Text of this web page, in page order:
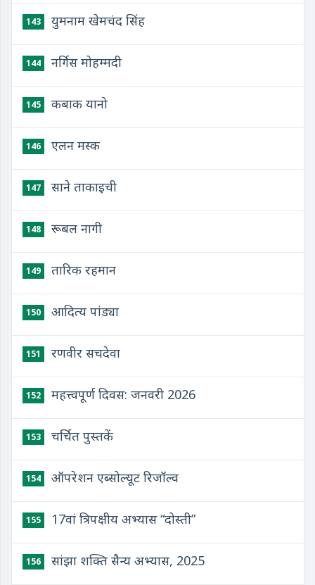
143 युमनाम खेमचंद सिंह
144 नर्गिस मोहम्मदी
145 कबाक यानो
146 एलन मस्क
147 साने ताकाइची
148 रूबल नागी
149 तारिक रहमान
150 आदित्य पांड्या
151 रणवीर सचदेवा
152 महत्त्वपूर्ण दिवस: जनवरी 2026
153 चर्चित पुस्तकें
154 ऑपरेशन एब्सोल्यूट रिजॉल्व
155 17वां त्रिपक्षीय अभ्यास “दोस्‍ती”
156 सांझा शक्ति सैन्य अभ्यास, 2025